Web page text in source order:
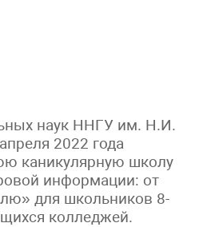
наук ННГУ им. Н.И.
2022 года
каникулярную школу
информации: от
для школьников 8-
колледжей.